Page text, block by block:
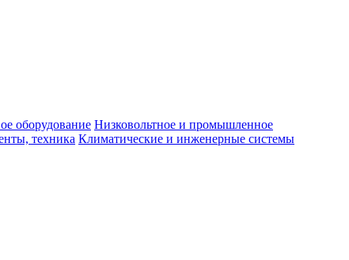
оборудование Низковольтное и промышленное
техника Климатические и инженерные системы